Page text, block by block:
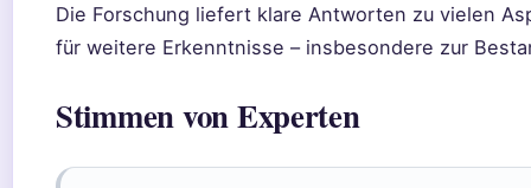
Die Forschung liefert klare Antworten zu vielen
für weitere Erkenntnisse – insbesondere zur
Stimmen von Experten